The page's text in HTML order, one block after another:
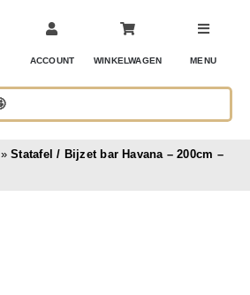
ACCOUNT WINKELWAGEN MENU
»Statafel / Bijzet bar Havana – 200cm –